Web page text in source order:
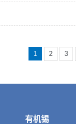
1 2 3
有机锡